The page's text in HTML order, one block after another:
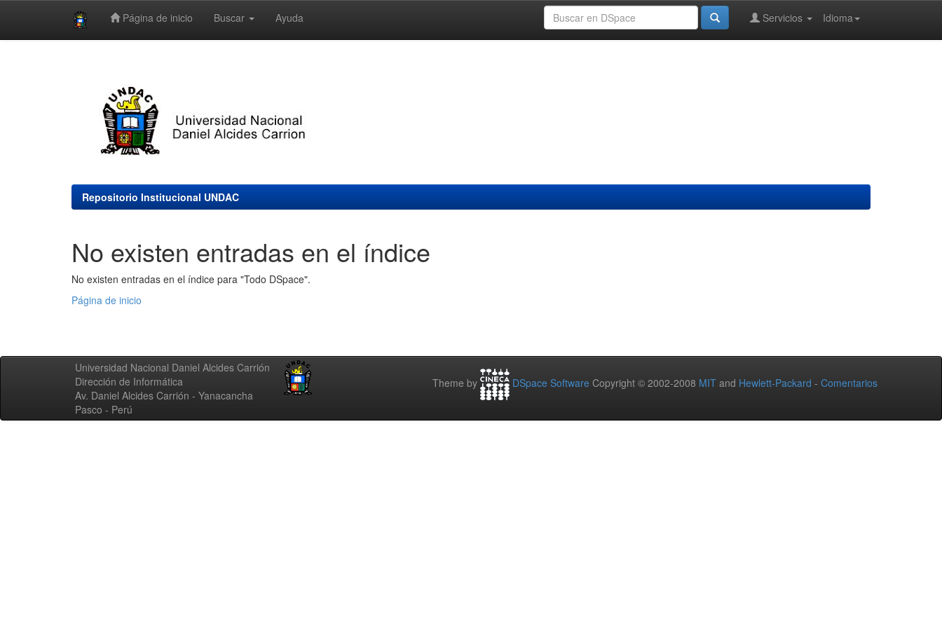
Página de inicio Buscar Ayuda Idioma
Servicios
Repositorio Institucional UNDAC
No existen entradas en el índice
No existen entradas en el índice para "Todo DSpace".
Página de inicio
Universidad Nacional Daniel Alcides Carrión
Dirección de Informática
Av. Daniel Alcides Carrión - Yanacancha
Pasco - Perú
Theme by DSpace Software Copyright © 2002-2008 MIT and Hewlett-Packard - Comentarios